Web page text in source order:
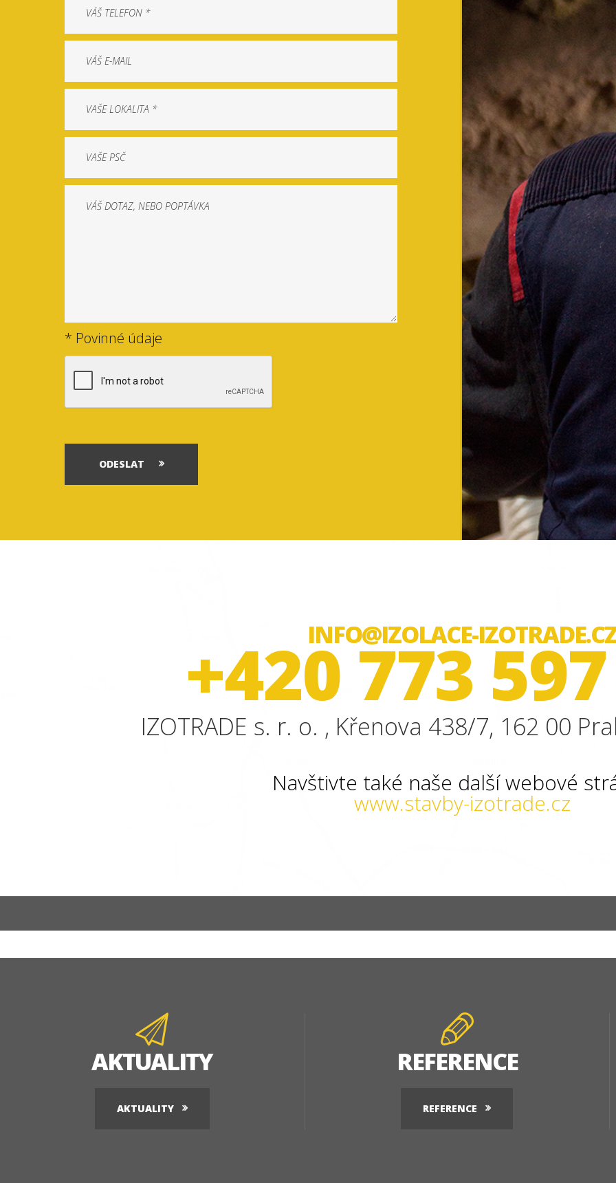
* Povinné údaje
ODESLAT
INFO@IZOLACE-
+420 773
IZOTRADE s. r. o. , Křenova 438/7, 162 00
Navštivte také naše další webové
www.stavby-izotrade.cz
AKTUALITY
AKTUALITY
REFERENCE
REFERENCE